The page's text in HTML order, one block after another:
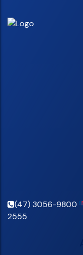
(47) 3056-9800
2555